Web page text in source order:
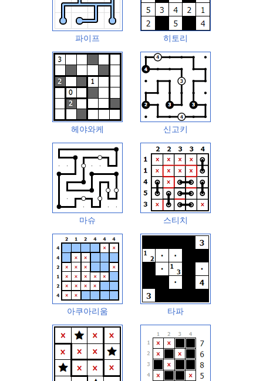
파이프 히토리
헤야와케 신고키
마슈 스티치
아쿠아리움 타파